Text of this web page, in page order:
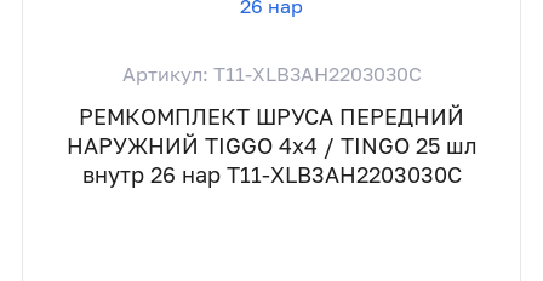
Артикул: T11-XLB3AH2203030C
РЕМКОМПЛЕКТ ШРУСА ПЕРЕДНИЙ
НАРУЖНИЙ TIGGO 4x4 / TINGO 25 шл
внутр 26 нар T11-XLB3AH2203030C